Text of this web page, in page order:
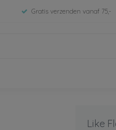
Gratis verzenden vanaf 75,-
Like